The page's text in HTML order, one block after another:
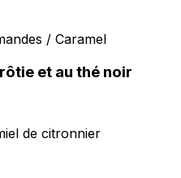
/ Caramel
et au thé noir
de citronnier